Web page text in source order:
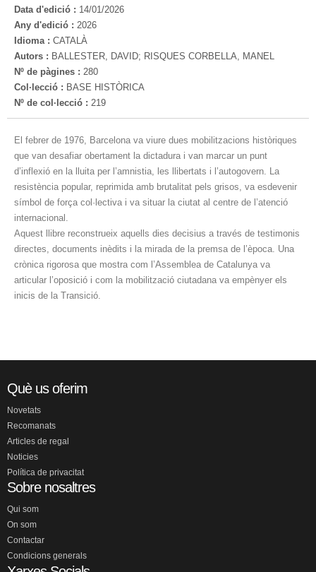
Data d'edició : 14/01/2026
Any d'edició : 2026
Idioma : CATALÀ
Autors : BALLESTER, DAVID; RISQUES CORBELLA, MANEL
Nº de pàgines : 280
Col·lecció : BASE HISTÒRICA
Nº de col·lecció : 219
El febrer de 1976, Barcelona va viure dues mobilitzacions històriques
que van desafiar obertament la dictadura i van marcar un punt
d’inflexió en la lluita per l’amnistia, les llibertats i l’autogovern. La
resistència popular, reprimida amb brutalitat pels grisos, va esdevenir
símbol de força col·lectiva i va situar la ciutat al centre de l’atenció
internacional.
Aquest llibre reconstrueix aquells dies decisius a través de testimonis
directes, documents inèdits i la mirada de la premsa de l’època. Una
crònica rigorosa que mostra com l’Assemblea de Catalunya va
articular l’oposició i com la mobilització ciutadana va empènyer els
inicis de la Transició.
Què us oferim
Novetats
Recomanats
Articles de regal
Noticies
Política de privacitat
Sobre nosaltres
Qui som
On som
Contactar
Condicions generals